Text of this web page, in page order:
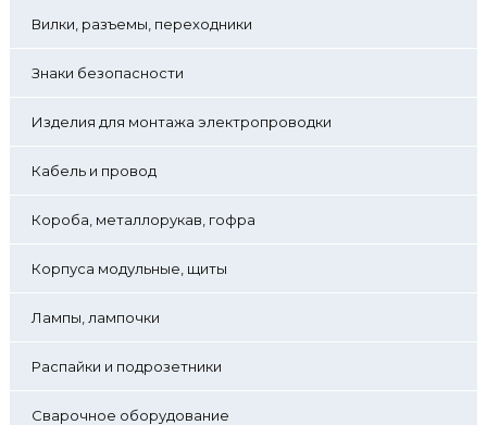
Вилки, разъемы, переходники
Знаки безопасности
Изделия для монтажа электропроводки
Кабель и провод
Короба, металлорукав, гофра
Корпуса модульные, щиты
Лампы, лампочки
Распайки и подрозетники
Сварочное оборудование